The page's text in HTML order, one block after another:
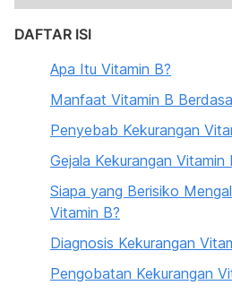
DAFTAR ISI
Apa Itu Vitamin B?
Manfaat Vitamin B
Penyebab Kekurangan
Gejala Kekurangan Vitamin
Siapa yang Berisiko
Vitamin B?
Diagnosis Kekurangan
Pengobatan Kekurangan